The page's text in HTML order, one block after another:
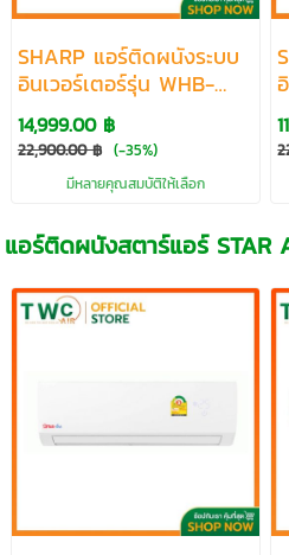
SHARP แอร์ติดผนังระบบ
อินเวอร์เตอร์รุ่น WHB-
SERIES R32 ขนาด 9200-
21500 BTU
14,999.00 ฿
22,900.00 ฿ (-35%)
มีหลายคุณสมบัติให้เลือก
แอร์ติดผนังสตาร์แอร์ STAR